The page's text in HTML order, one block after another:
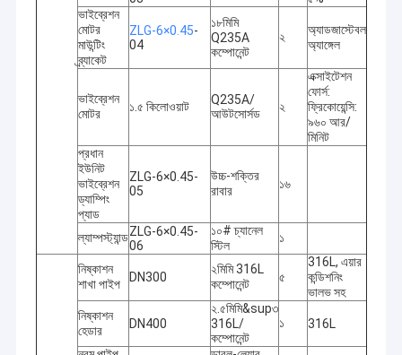
ভাইব্রেশন
মোটর
মাউন্টিং
ব্র্যাকেট
ZLG-6×0.45-
04
১৮মিমি
Q235A
কম্পোনেন্ট
২
অ্যাডজাস্টেবল
অ্যাঙ্গেল
ভাইব্রেশন
মোটর
১.৫ কিলোওয়াট
Q235A/
আউটসোর্সড
২
এক্সাইটেশন
ফোর্স:
ফ্রিকোয়েন্সি:
৯৬০ আর/
মিনিট
প্রধান
ইউনিট
ভাইব্রেশন
ড্যাম্পিং
প্যাড
ZLG-6×0.45-
05
উচ্চ-শক্তির
রাবার
১৬
ল্যাম্পস্ট্যান্ডZLG-6×0.45-
06
১০# চ্যানেল
স্টিল
১
নিষ্কাশন
শাখা পাইপ
DN300
২মিমি 316L
কম্পোনেন্ট
৫
316L, এয়ার
কন্ডিশনিং
ভালভ সহ
নিষ্কাশন
হেডার
DN400
২.৫মিমি&sup৩
316L/
কম্পোনেন্ট
১ 316L